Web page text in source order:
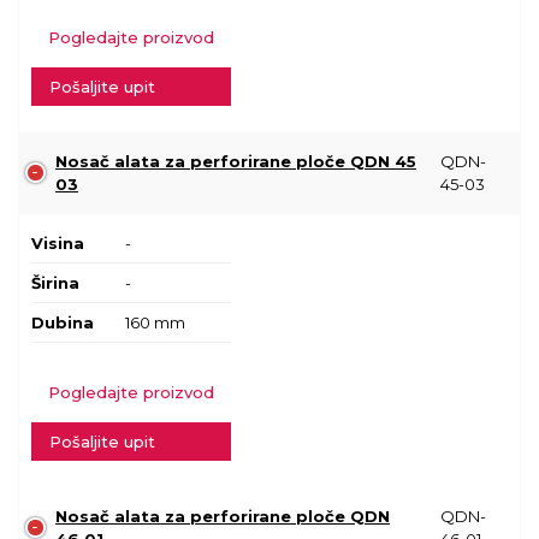
Pogledajte proizvod
Pošaljite upit
Nosač alata za perforirane ploče QDN 45
03
QDN-
45-03
Visina -
Širina -
Dubina 160 mm
Pogledajte proizvod
Pošaljite upit
Nosač alata za perforirane ploče QDN
QDN-